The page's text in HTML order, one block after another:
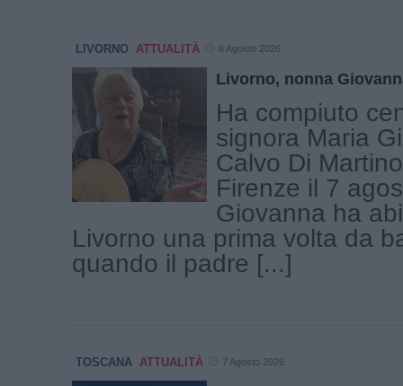
LIVORNO ATTUALITÀ 8 Agosto 2026
Livorno, nonna
Ha compiuto
signora Maria
Calvo Di
Firenze il 7
Giovanna ha
Livorno una prima volta da
quando il padre [...]
TOSCANA ATTUALITÀ 7 Agosto 2026